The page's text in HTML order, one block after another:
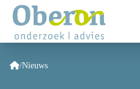
/Nieuws